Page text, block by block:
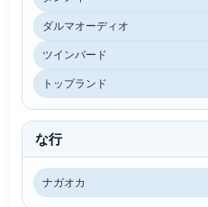
ダルマオーディオ
ツインバード
トップランド
な行
ナガオカ